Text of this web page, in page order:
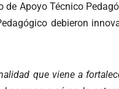
Apoyo Técnico
debieron
que viene a